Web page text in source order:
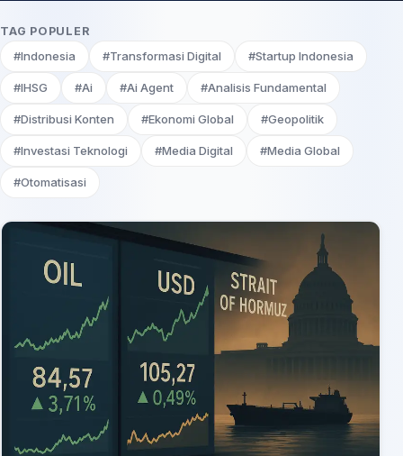
TAG POPULER
#Indonesia #Transformasi Digital #Startup Indonesia
#IHSG #Ai #Ai Agent #Analisis Fundamental
#Distribusi Konten #Ekonomi Global #Geopolitik
#Investasi Teknologi #Media Digital #Media Global
#Otomatisasi